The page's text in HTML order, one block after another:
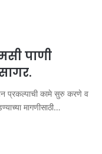
पाणी
प्रकल्पाची कामे सुरु करणे व
मागणीसाठी…